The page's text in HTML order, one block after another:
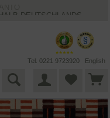
DEUTSCHLANDS
Tel. 0221 9723920 English